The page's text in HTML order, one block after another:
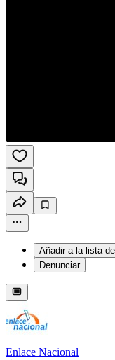
Añadir a la lista
Denunciar
Enlace Nacional